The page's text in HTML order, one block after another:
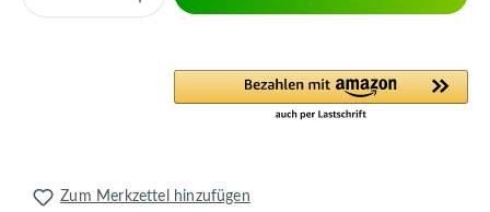
Zum Merkzettel hinzufügen